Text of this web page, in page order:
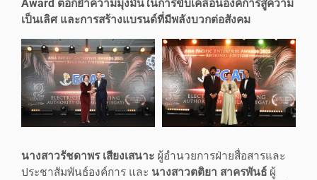
Award ตอกย้ำความมุ่งมั่นในการขับเคลื่อนองค์การสู่ความ
เป็นเลิศ และการสร้างแบรนด์ที่มีพลังบวกต่อสังคม
นางสาวรัชดาพร เสียงเสนาะ ผู้อำนวยการฝ่ายสื่อสารและ
ประชาสัมพันธ์องค์การ และ นางสาวตติยา สาครพันธ์ ผู้